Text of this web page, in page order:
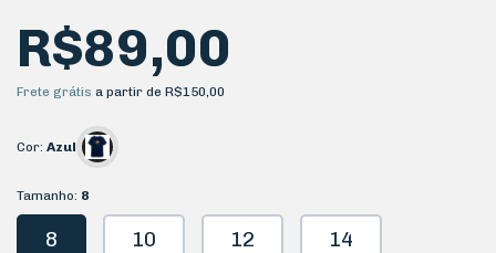
R$89,00
Frete grátis a partir de R$150,00
Cor: Azul
Tamanho: 8
8 10 12 14